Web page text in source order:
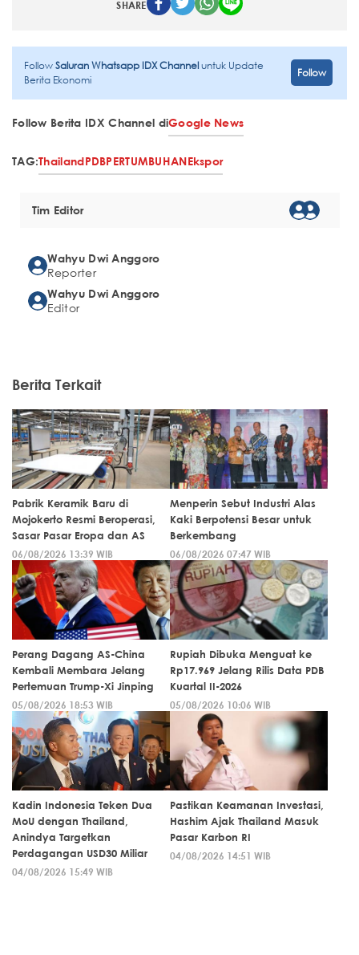
SHARE
FollowSaluran Whatsapp IDX Channeluntuk Update
Berita Ekonomi
Follow
Follow Berita IDX Channel diGoogle News
TAG:ThailandPDBPERTUMBUHANEkspor
Tim Editor
Wahyu Dwi Anggoro
Reporter
Wahyu Dwi Anggoro
Editor
Berita Terkait
Pabrik Keramik Baru di
Mojokerto Resmi Beroperasi,
Sasar Pasar Eropa dan AS
06/08/2026 13:39 WIB
Menperin Sebut Industri Alas
Kaki Berpotensi Besar untuk
Berkembang
06/08/2026 07:47 WIB
Perang Dagang AS-China
Kembali Membara Jelang
Pertemuan Trump-Xi Jinping
05/08/2026 18:53 WIB
Rupiah Dibuka Menguat ke
Rp17.969 Jelang Rilis Data PDB
Kuartal II-2026
05/08/2026 10:06 WIB
Kadin Indonesia Teken Dua
MoU dengan Thailand,
Anindya Targetkan
Perdagangan USD30 Miliar
04/08/2026 15:49 WIB
Pastikan Keamanan Investasi,
Hashim Ajak Thailand Masuk
Pasar Karbon RI
04/08/2026 14:51 WIB